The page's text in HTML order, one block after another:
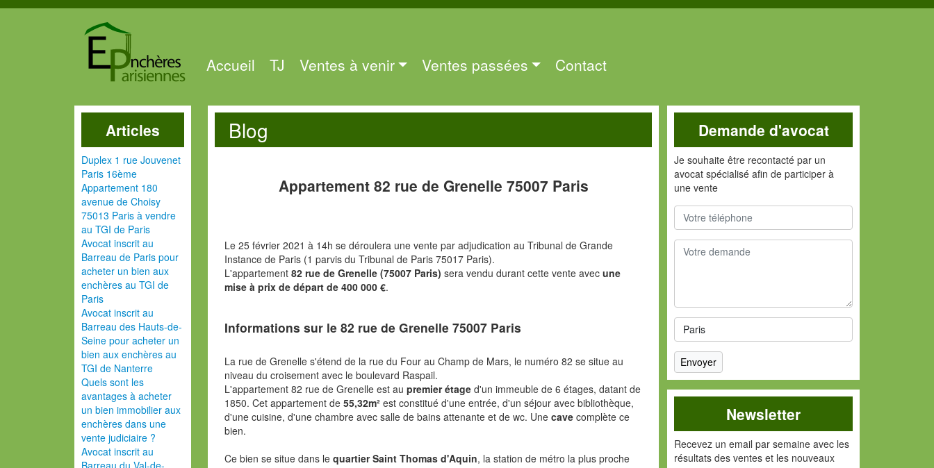
Accueil TJ Ventes à venir Ventes passées Contact
Articles
Duplex 1 rue Jouvenet
Paris 16ème
Appartement 180
avenue de Choisy
75013 Paris à vendre
au TGI de Paris
Avocat inscrit au
Barreau de Paris pour
acheter un bien aux
enchères au TGI de
Paris
Avocat inscrit au
Barreau des Hauts-de-
Seine pour acheter un
bien aux enchères au
TGI de Nanterre
Quels sont les
avantages à acheter
un bien immobilier aux
enchères dans une
vente judiciaire ?
Avocat inscrit au
Barreau du Val-de-
Blog
Appartement 82 rue de Grenelle 75007 Paris
Le 25 février 2021 à 14h se déroulera une vente par adjudication au Tribunal de Grande
Instance de Paris (1 parvis du Tribunal de Paris 75017 Paris).
L'appartement82 rue de Grenelle (75007 Paris)sera vendu durant cette vente avecune
mise à prix de départ de 400 000 €.
Informations sur le82 rue de Grenelle 75007 Paris
La rue de Grenelle s'étend de la rue du Four au Champ de Mars, le numéro 82 se situe au
niveau du croisement avec le boulevard Raspail.
L'appartement 82 rue de Grenelle est aupremier étage d'un immeuble de 6 étages, datant de
1850. Cet appartement de55,32m² est constitué d'une entrée, d'un séjour avec bibliothèque,
d'une cuisine, d'une chambre avec salle de bains attenante et de wc. Unecave complète ce
bien.
Ce bien se situe dans lequartier Saint Thomas d'Aquin, la station de métro la plus proche
Demande d'avocat
Je souhaite être recontacté par un
avocat spécialisé afin de participer à
une vente
Newsletter
Recevez un email par semaine avec les
résultats des ventes et les nouveaux